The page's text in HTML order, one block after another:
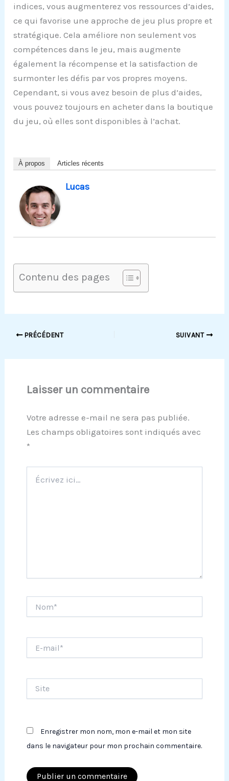
indices, vous augmenterez vos ressources d’aides,
ce qui favorise une approche de jeu plus propre et
stratégique. Cela améliore non seulement vos
compétences dans le jeu, mais augmente
également la récompense et la satisfaction de
surmonter les défis par vos propres moyens.
Cependant, si vous avez besoin de plus d’aides,
vous pouvez toujours en acheter dans la boutique
du jeu, où elles sont disponibles à l’achat.
À propos Articles récents
Lucas
Contenu des pages
PRÉCÉDENT SUIVANT
Laisser un commentaire
Votre adresse e-mail ne sera pas publiée.
Les champs obligatoires sont indiqués avec
*
ici…
mail*
Enregistrer mon nom, mon e-mail et mon site
dans le navigateur pour mon prochain commentaire.